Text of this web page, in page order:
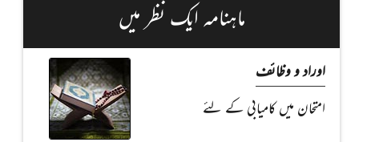
ماہنامہ ایک نظر میں
اوراد و وظائف
امتحان میں کامیابی کے لئے